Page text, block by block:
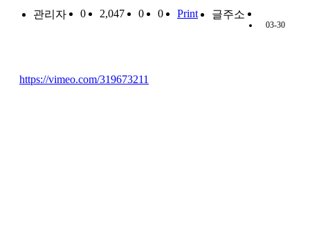
관리자 0 2,047 0 0 Print 글주소
03-30
https://vimeo.com/319673211